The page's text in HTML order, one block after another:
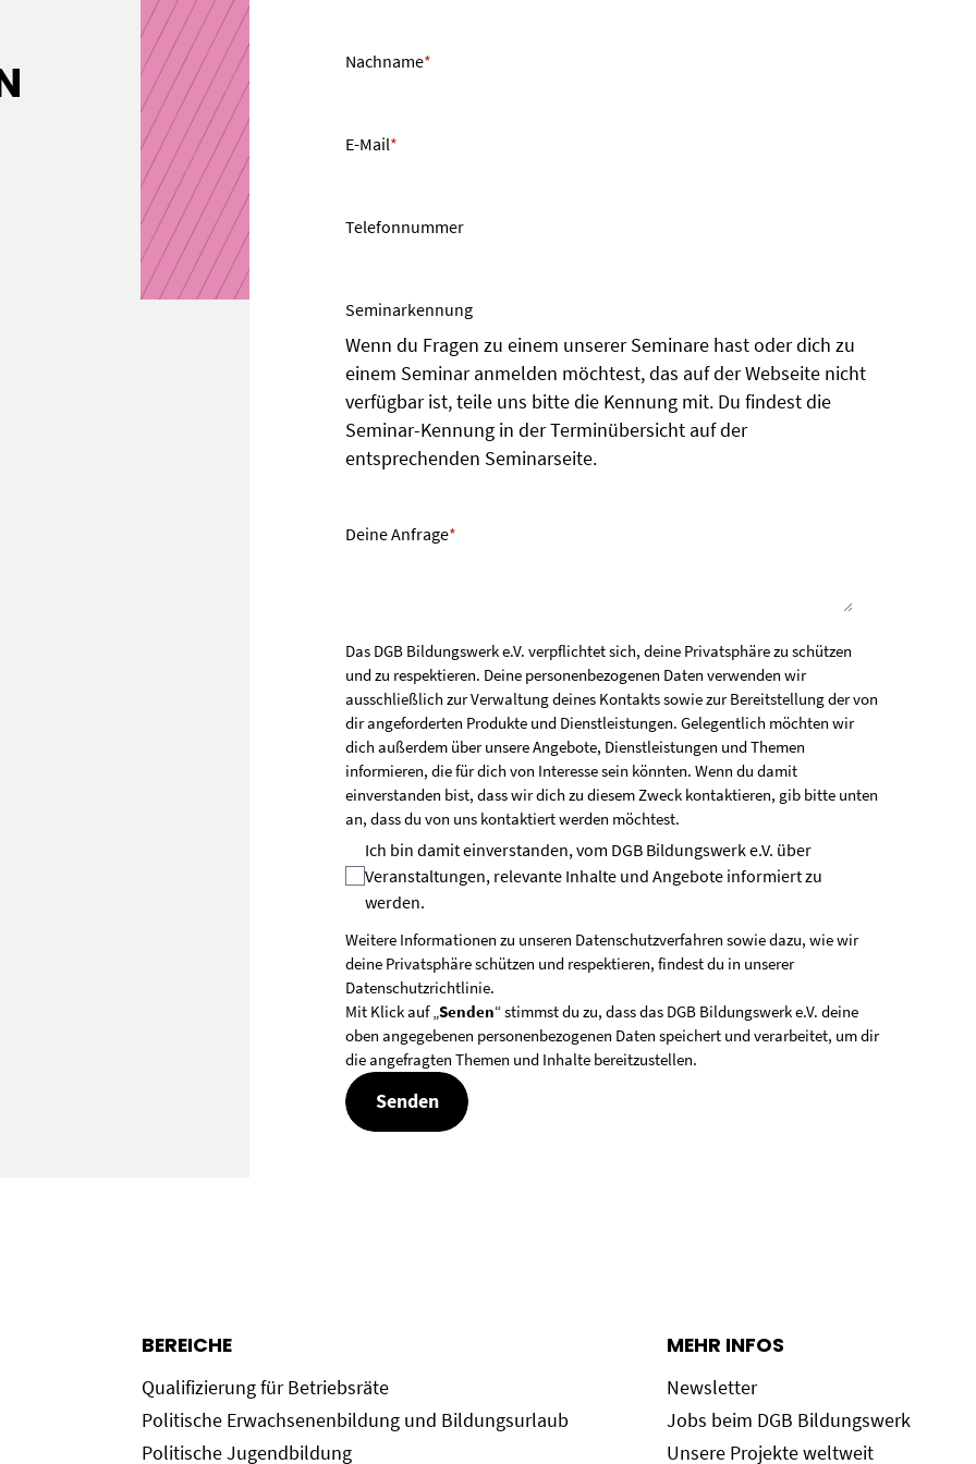
Nachname*
E-Mail*
Telefonnummer
Seminarkennung
Wenn du Fragen zu einem unserer Seminare hast oder dich zu
einem Seminar anmelden möchtest, das auf der Webseite nicht
verfügbar ist, teile uns bitte die Kennung mit. Du findest die
Seminar-Kennung in der Terminübersicht auf der
entsprechenden Seminarseite.
Deine Anfrage*
Das DGB Bildungswerk e.V. verpflichtet sich, deine Privatsphäre zu schützen
und zu respektieren. Deine personenbezogenen Daten verwenden wir
ausschließlich zur Verwaltung deines Kontakts sowie zur Bereitstellung der von
dir angeforderten Produkte und Dienstleistungen. Gelegentlich möchten wir
dich außerdem über unsere Angebote, Dienstleistungen und Themen
informieren, die für dich von Interesse sein könnten. Wenn du damit
einverstanden bist, dass wir dich zu diesem Zweck kontaktieren, gib bitte unten
an, dass du von uns kontaktiert werden möchtest.
Ich bin damit einverstanden, vom DGB Bildungswerk e.V. über
Veranstaltungen, relevante Inhalte und Angebote informiert zu
werden.
Weitere Informationen zu unseren Datenschutzverfahren sowie dazu, wie wir
deine Privatsphäre schützen und respektieren, findest du in unserer
Datenschutzrichtlinie.
Mit Klick auf „Senden“ stimmst du zu, dass das DGB Bildungswerk e.V. deine
oben angegebenen personenbezogenen Daten speichert und verarbeitet, um dir
die angefragten Themen und Inhalte bereitzustellen.
BEREICHE
Qualifizierung für Betriebsräte
Politische Erwachsenenbildung und Bildungsurlaub
Politische Jugendbildung
MEHR INFOS
Newsletter
Jobs beim DGB Bildungswerk
Unsere Projekte weltweit